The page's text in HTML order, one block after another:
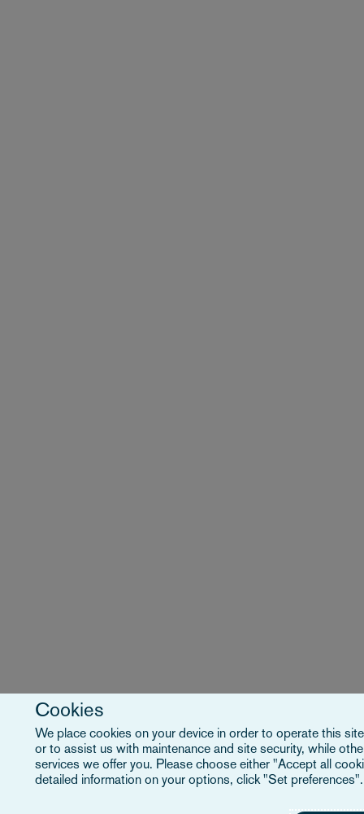
Cookies
We place cookies on your device in order to operate this
or to assist us with maintenance and site security, while
services we offer you. Please choose either "Accept all
detailed information on your options, click "Set